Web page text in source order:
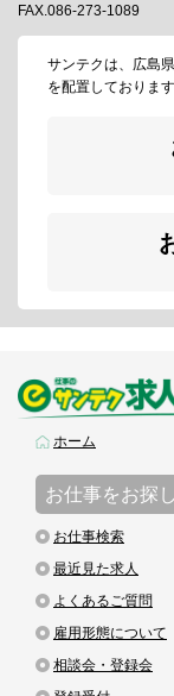
FAX.086-273-1089
サンテクは、広島
を配置しておりま
ホーム
お仕事をお探
お仕事検索
最近見た求人
よくあるご質問
雇用形態について
相談会・登録会